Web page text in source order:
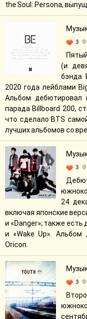
the Soul: Persona,
3
(и
бэнда
2020 года лейблами
Альбом дебютировал
парада Billboard 200,
что сделало BTS
лучших альбомов со
3
24
включая японские
и «Danger»; также
и «Wake Up». Альбом
Oricon.
3